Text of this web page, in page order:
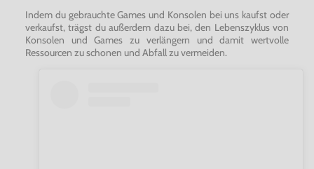
Indem du gebrauchte Games und Konsolen bei uns kaufst oder
verkaufst, trägst du außerdem dazu bei, den Lebenszyklus von
Konsolen und Games zu verlängern und damit wertvolle
Ressourcen zu schonen und Abfall zu vermeiden.